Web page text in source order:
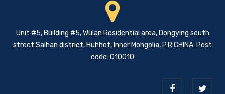
Unit #5, Building #5, Wulan Residential area, Dongying south
street Saihan district, Huhhot, Inner Mongolia, P.R.CHINA. Post
code: 010010